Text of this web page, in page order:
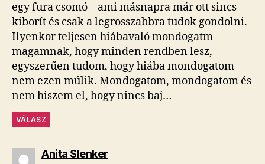
egy fura csomó – ami másnapra már ott sincs-
kiborít és csak a legrosszabbra tudok gondolni.
Ilyenkor teljesen hiábavaló mondogatm
magamnak, hogy minden rendben lesz,
egyszerűen tudom, hogy hiába mondogatom
nem ezen múlik. Mondogatom, mondogatom és
nem hiszem el, hogy nincs baj…
VÁLASZ
Anita Slenkerszerint: